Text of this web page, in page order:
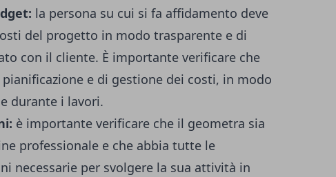
la persona su cui si fa affidamento deve
del progetto in modo trasparente e di
con il cliente. È importante verificare che
e di gestione dei costi, in modo
durante i lavori.
è importante verificare che il geometra sia
professionale e che abbia tutte le
necessarie per svolgere la sua attività in